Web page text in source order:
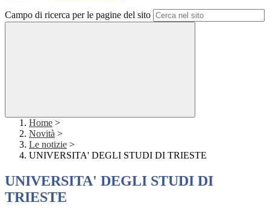
Campo di ricerca per le pagine del sito
Home >
Novità >
Le notizie >
UNIVERSITA' DEGLI STUDI DI TRIESTE
UNIVERSITA' DEGLI STUDI DI
TRIESTE